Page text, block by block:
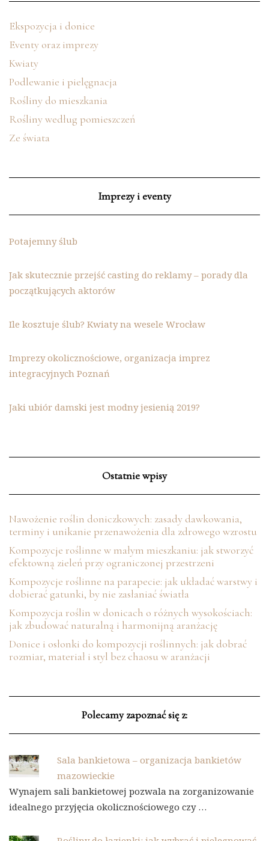
Ekspozycja i donice
Eventy oraz imprezy
Kwiaty
Podlewanie i pielęgnacja
Rośliny do mieszkania
Rośliny według pomieszczeń
Ze świata
Imprezy i eventy
Potajemny ślub
Jak skutecznie przejść casting do reklamy – porady dla
początkujących aktorów
Ile kosztuje ślub? Kwiaty na wesele Wrocław
Imprezy okolicznościowe, organizacja imprez
integracyjnych Poznań
Jaki ubiór damski jest modny jesienią 2019?
Ostatnie wpisy
Nawożenie roślin doniczkowych: zasady dawkowania,
terminy i unikanie przenawożenia dla zdrowego wzrostu
Kompozycje roślinne w małym mieszkaniu: jak stworzyć
efektowną zieleń przy ograniczonej przestrzeni
Kompozycje roślinne na parapecie: jak układać warstwy i
dobierać gatunki, by nie zasłaniać światła
Kompozycja roślin w donicach o różnych wysokościach:
jak zbudować naturalną i harmonijną aranżację
Donice i osłonki do kompozycji roślinnych: jak dobrać
rozmiar, materiał i styl bez chaosu w aranżacji
Polecamy zapoznać się z:
Sala bankietowa – organizacja bankietów
mazowieckie
Wynajem sali bankietowej pozwala na zorganizowanie
idealnego przyjęcia okolicznościowego czy …